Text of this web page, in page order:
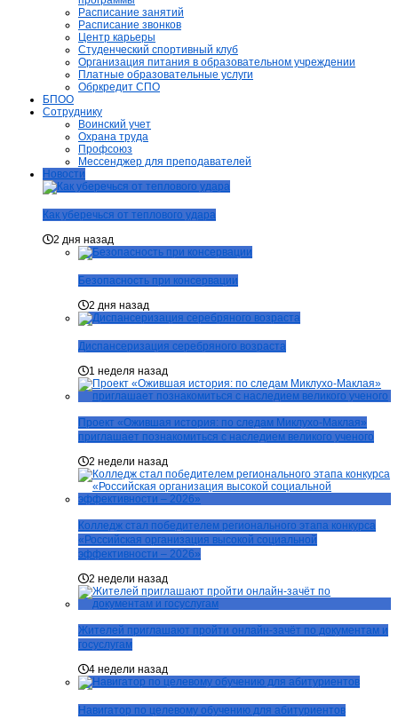
Расписание занятий
Расписание звонков
Центр карьеры
Студенческий спортивный клуб
Организация питания в образовательном учреждении
Платные образовательные услуги
Обркредит СПО
БПОО
Сотруднику
Воинский учет
Охрана труда
Профсоюз
Мессенджер для преподавателей
Новости
Как уберечься от теплового удара
2 дня назад
Безопасность при консервации
2 дня назад
Диспансеризация серебряного возраста
1 неделя назад
Проект «Ожившая история: по следам Миклухо-Маклая»
приглашает познакомиться с наследием великого ученого
2 недели назад
Колледж стал победителем регионального этапа конкурса
«Российская организация высокой социальной
эффективности – 2026»
2 недели назад
Жителей приглашают пройти онлайн-зачёт по документам и
госуслугам
4 недели назад
Навигатор по целевому обучению для абитуриентов